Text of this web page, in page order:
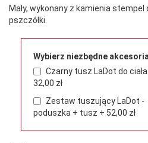
Mały, wykonany z kamienia
pszczółki.
Wybierz niezbędne akcesoria
Czarny tusz LaDot do ciała
32,00 zł
Zestaw tuszujący LaDot -
poduszka + tusz + 52,00 zł